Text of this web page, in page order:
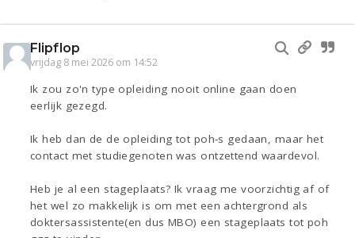
Flipflop
vrijdag 8 mei 2026 om 14:52
Ik zou zo'n type opleiding nooit online gaan doen
eerlijk gezegd.
Ik heb dan de de opleiding tot poh-s gedaan, maar het
contact met studiegenoten was ontzettend waardevol.
Heb je al een stageplaats? Ik vraag me voorzichtig af of
het wel zo makkelijk is om met een achtergrond als
doktersassistente(en dus MBO) een stageplaats tot poh